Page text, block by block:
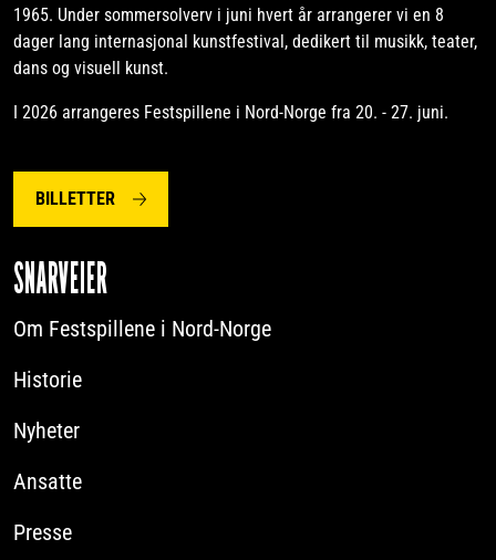
1965. Under sommersolverv i juni hvert år arrangerer vi en 8
dager lang internasjonal kunstfestival, dedikert til musikk, teater,
dans og visuell kunst.
I 2026 arrangeres Festspillene i Nord-Norge fra 20. - 27. juni.
BILLETTER
SNARVEIER
Om Festspillene i Nord-Norge
Historie
Nyheter
Ansatte
Presse